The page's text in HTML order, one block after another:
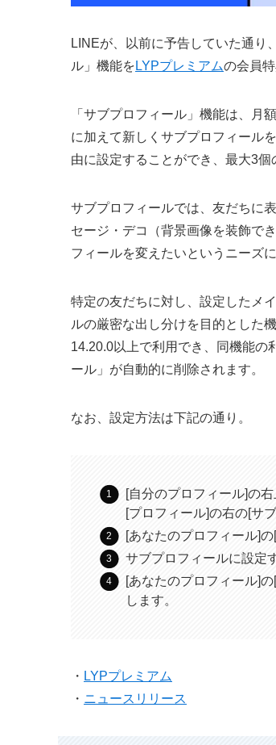
LINEが、以前に予告していた通り
ル」機能を LYPプレミアムの会員
「サブプロフィール」機能は、月
に加えて新しくサブプロフィール
由に設定することができ、最大3個
サブプロフィールでは、友だちに
セージ・デコ（背景画像を装飾で
フィールを変えたいというニーズに
特定の友だちに対し、設定したメ
ルの厳密な出し分けを目的とした
14.20.0以上で利用でき、同機能の
ール」が自動的に削除されます。
なお、設定方法は下記の通り。
[自分のプロフィール]の
[プロフィール]の右の[サ
[あなたのプロフィール]
サブプロフィールに設定
[あなたのプロフィール]
します。
・ LYPプレミアム
・ ニュースリリース